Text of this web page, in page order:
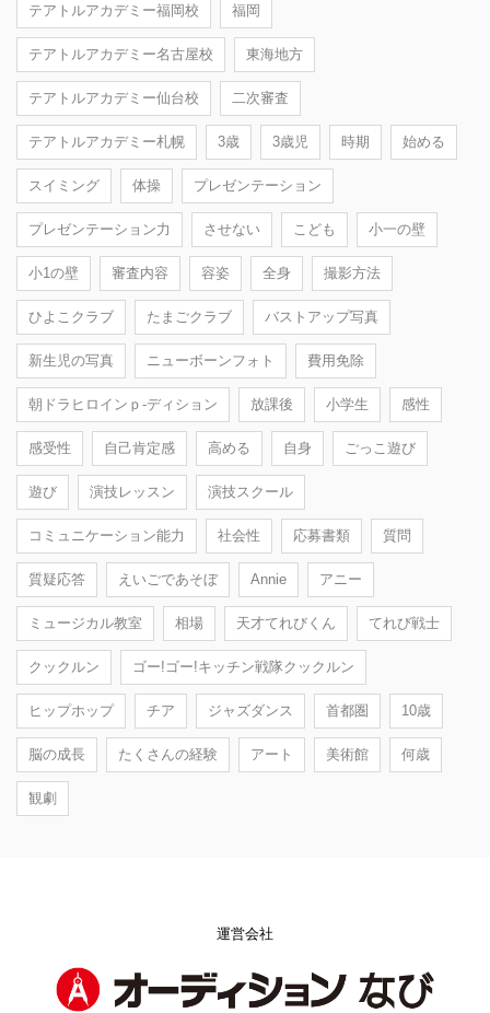
テアトルアカデミー福岡校 福岡
テアトルアカデミー名古屋校 東海地方
テアトルアカデミー仙台校 二次審査
テアトルアカデミー札幌 3歳 3歳児 時期 始める
スイミング 体操 プレゼンテーション
プレゼンテーション力 させない こども 小一の壁
小1の壁 審査内容 容姿 全身 撮影方法
ひよこクラブ たまごクラブ バストアップ写真
新生児の写真 ニューボーンフォト 費用免除
朝ドラヒロインｐ-ディション 放課後 小学生 感性
感受性 自己肯定感 高める 自身 ごっこ遊び
遊び 演技レッスン 演技スクール
コミュニケーション能力 社会性 応募書類 質問
質疑応答 えいごであそぼ Annie アニー
ミュージカル教室 相場 天才てれびくん てれび戦士
クックルン ゴー!ゴー!キッチン戦隊クックルン
ヒップホップ チア ジャズダンス 首都圏 10歳
脳の成長 たくさんの経験 アート 美術館 何歳
観劇
運営会社